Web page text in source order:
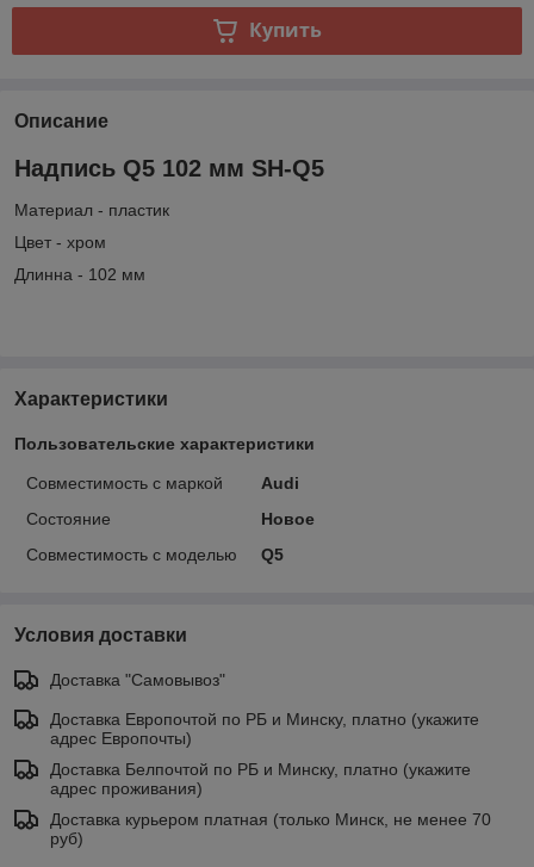
Купить
Описание
Надпись Q5 102 мм SH-Q5
Материал - пластик
Цвет - хром
Длинна - 102 мм
Характеристики
Пользовательские характеристики
Совместимость с маркой
Audi
Состояние
Новое
Совместимость с моделью
Q5
Условия доставки
Доставка "Самовывоз"
Доставка Европочтой по РБ и Минску, платно (укажите
адрес Европочты)
Доставка Белпочтой по РБ и Минску, платно (укажите
адрес проживания)
Доставка курьером платная (только Минск, не менее 70
руб)